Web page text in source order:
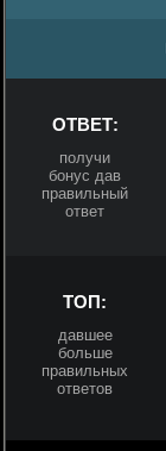
ОТВЕТ:
получи
бонус дав
правильный
ответ
ТОП:
давшее
больше
правильных
ответов